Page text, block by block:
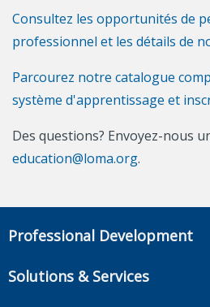
Consultez les opportunités de
professionnel et les détails de
Parcourez notre catalogue
système d'apprentissage et
Des questions? Envoyez-nous
education@loma.org.
Professional Development
Solutions & Services